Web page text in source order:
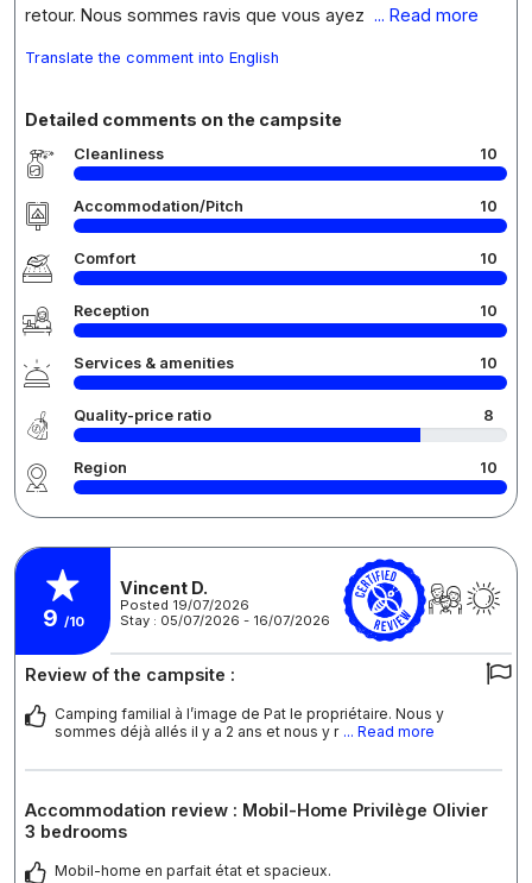
retour. Nous sommes ravis que vous ayez ... Read more
Translate the comment into English
Detailed comments on the campsite
Cleanliness 10
Accommodation/Pitch 10
Comfort 10
Reception 10
Services & amenities 10
Quality-price ratio 8
Region 10
9 /10
Vincent D.
Posted 19/07/2026
Stay : 05/07/2026 - 16/07/2026
Review of the campsite :
Camping familial à l’image de Pat le propriétaire. Nous y
sommes déjà allés il y a 2 ans et nous y r ... Read more
Accommodation review : Mobil-Home Privilège Olivier
3 bedrooms
Mobil-home en parfait état et spacieux.